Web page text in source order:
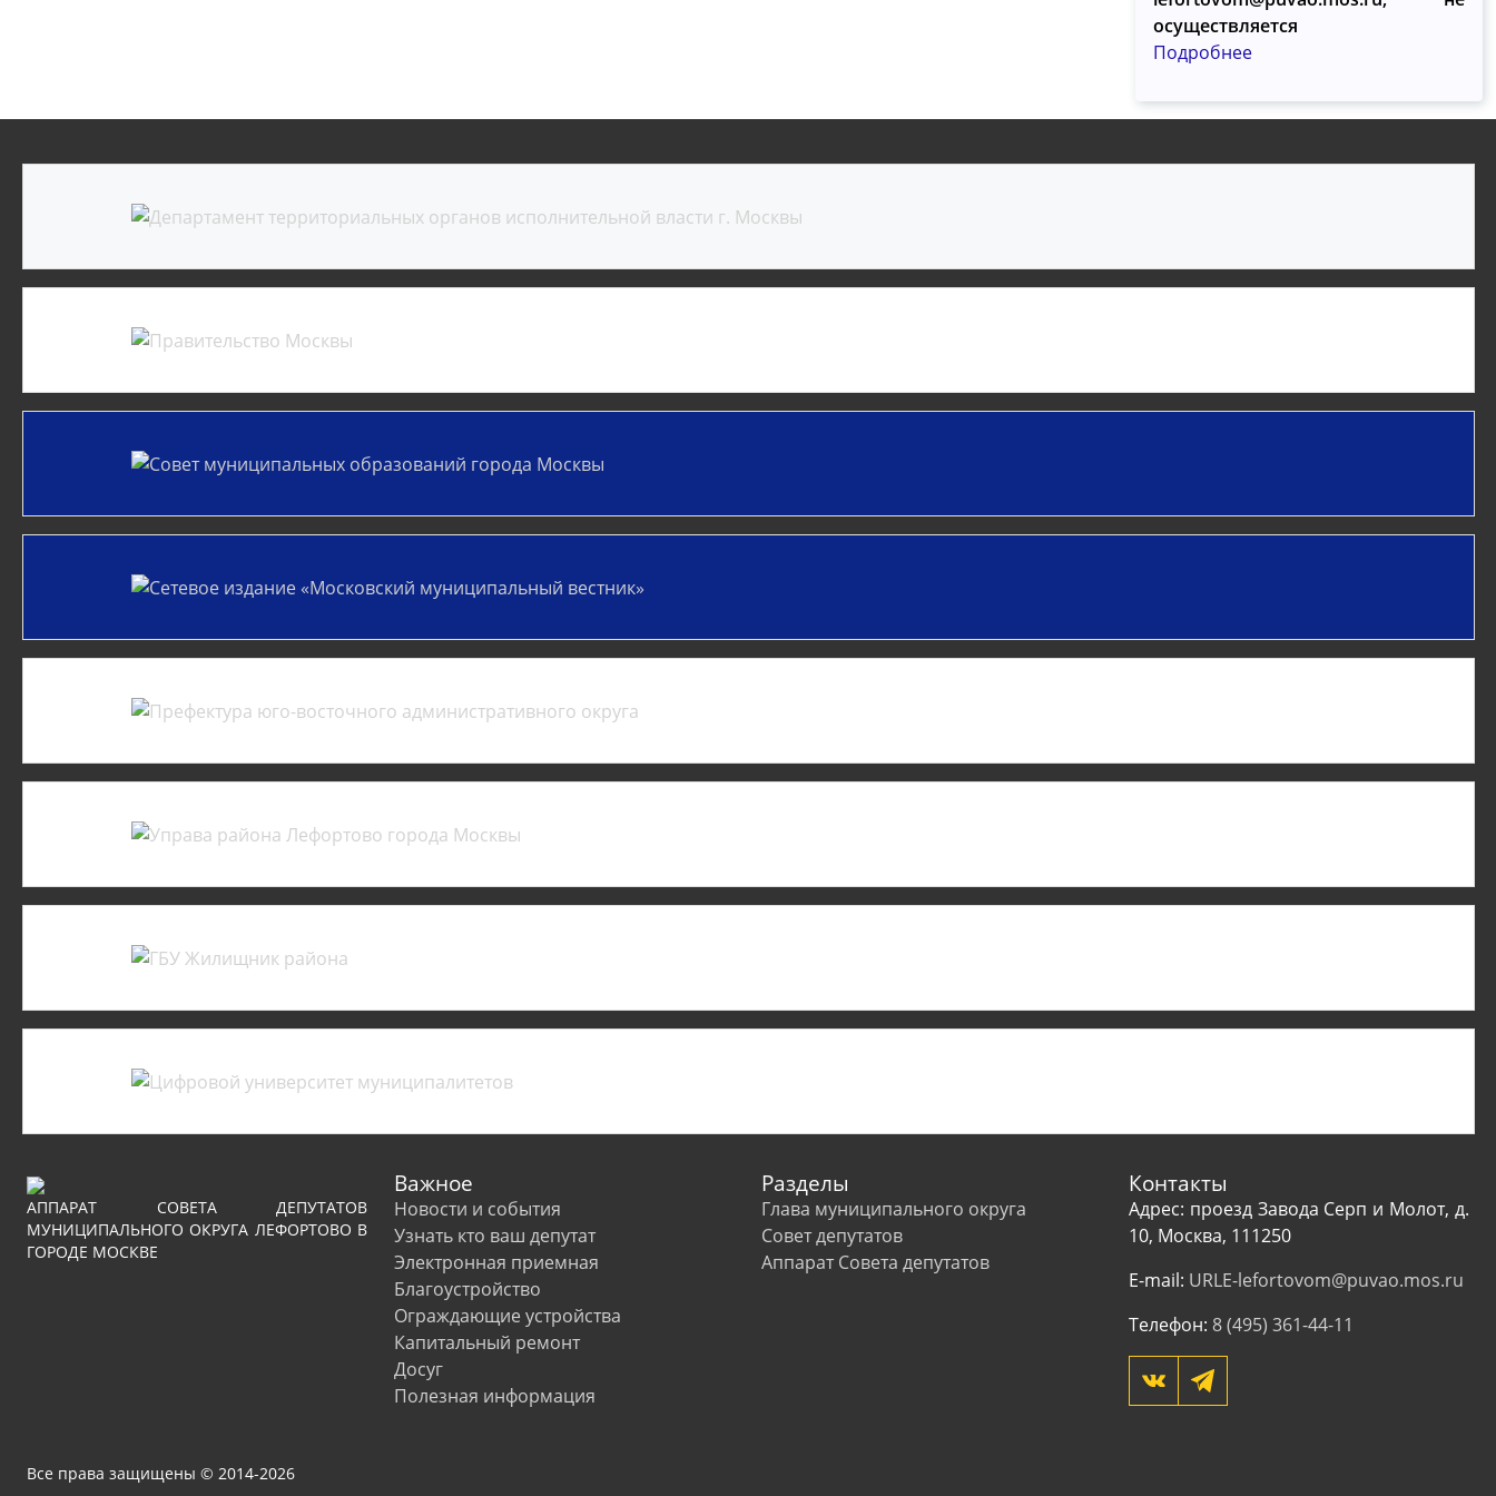
осуществляется
Подробнее
АППАРАТ СОВЕТА ДЕПУТАТОВ
МУНИЦИПАЛЬНОГО ОКРУГА ЛЕФОРТОВО В
ГОРОДЕ МОСКВЕ
Важное
Новости и события
Узнать кто ваш депутат
Электронная приемная
Благоустройство
Ограждающие устройства
Капитальный ремонт
Досуг
Полезная информация
Разделы
Глава муниципального округа
Совет депутатов
Аппарат Совета депутатов
Контакты
Адрес: проезд Завода Серп и Молот, д.
10, Москва, 111250
E-mail: URLE-lefortovom@puvao.mos.ru
Телефон: 8 (495) 361-44-11
Все права защищены © 2014-2026